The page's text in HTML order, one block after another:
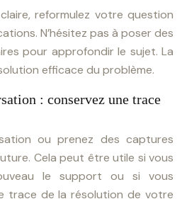
reformulez votre question
N’hésitez pas à poser des
pour approfondir le sujet. La
efficace du problème.
: conservez une trace
ou prenez des captures
Cela peut être utile si vous
le support ou si vous
trace de la résolution de votre